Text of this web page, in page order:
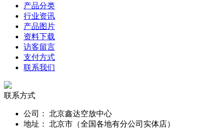
产品分类
行业资讯
产品图片
资料下载
访客留言
支付方式
联系我们
联系方式
公司：
北京鑫达空放中心
地址：
北京市（全国各地有分公司实体店）